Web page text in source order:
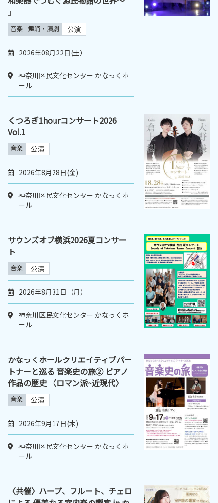
」
音楽 舞踊・演劇 公演
2026年08月22日(土）
神奈川区民文化センター かなっくホ
ール
くつろぎ1hourコンサート2026
Vol.1
音楽 公演
2026年8月28日(金)
神奈川区民文化センター かなっくホ
ール
サウンズオブ横浜2026夏コンサー
ト
音楽 公演
2026年8月31日（月）
神奈川区民文化センター かなっくホ
ール
かなっくホールクリエイティブパー
トナーと巡る 音楽史の旅② ピアノ
作品の歴史 〈ロマン派~近現代〉
音楽 公演
2026年9月17日(木)
神奈川区民文化センター かなっくホ
ール
〈共催〉ハープ、フルート、チェロ